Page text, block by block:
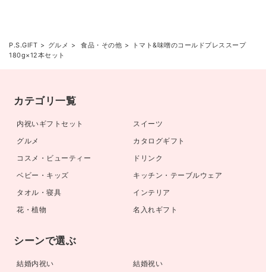
P.S.GIFT グルメ 食品・その他
トマト&味噌のコールドプレススープ
180g×12本セット
カテゴリ一覧
内祝いギフトセット
スイーツ
グルメ
カタログギフト
コスメ・ビューティー
ドリンク
ベビー・キッズ
キッチン・テーブルウェア
タオル・寝具
インテリア
花・植物
名入れギフト
シーンで選ぶ
結婚内祝い
結婚祝い